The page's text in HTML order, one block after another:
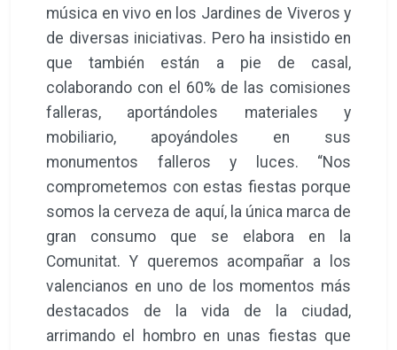
música en vivo en los Jardines de Viveros y
de diversas iniciativas. Pero ha insistido en
que también están a pie de casal,
colaborando con el 60% de las comisiones
falleras, aportándoles materiales y
mobiliario, apoyándoles en sus
monumentos falleros y luces. “Nos
comprometemos con estas fiestas porque
somos la cerveza de aquí, la única marca de
gran consumo que se elabora en la
Comunitat. Y queremos acompañar a los
valencianos en uno de los momentos más
destacados de la vida de la ciudad,
arrimando el hombro en unas fiestas que